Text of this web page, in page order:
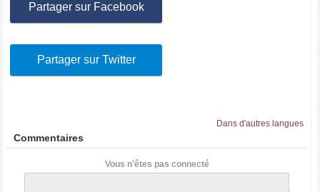
Partager sur Facebook
Partager sur Twitter
Dans d'autres langues
Commentaires
Vous n'êtes pas connecté